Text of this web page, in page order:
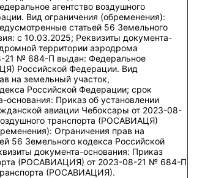
агентство воздушного
Вид ограничения (обременения):
статьей 56 Земельного
c 10.03.2025; Реквизиты документа-
территории аэродрома
21 № 684-П выдан: Федеральное
Российской Федерации. Вид
на земельный участок,
Российской Федерации; срок
Приказ об установлении
авиации Чебоксары от 2023-08-
транспорта (РОСАВИАЦЯ)
Ограничения прав на
56 Земельного кодекса Российской
документа-основания: Приказ
(РОСАВИАЦИЯ) от 2023-08-21 № 684-П
(РОСАВИАЦИЯ).